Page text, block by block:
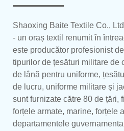
Shaoxing Baite Textile Co.,
- un oraș textil renumit în
este producător profesionist
tipurilor de țesături militare de
de lână pentru uniforme,
de lucru, uniforme militare și
sunt furnizate către 80 de țări,
forțele armate, marine, forțele
departamentele